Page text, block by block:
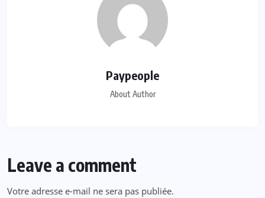
Paypeople
About Author
Leave a comment
Votre adresse e-mail ne sera pas publiée.